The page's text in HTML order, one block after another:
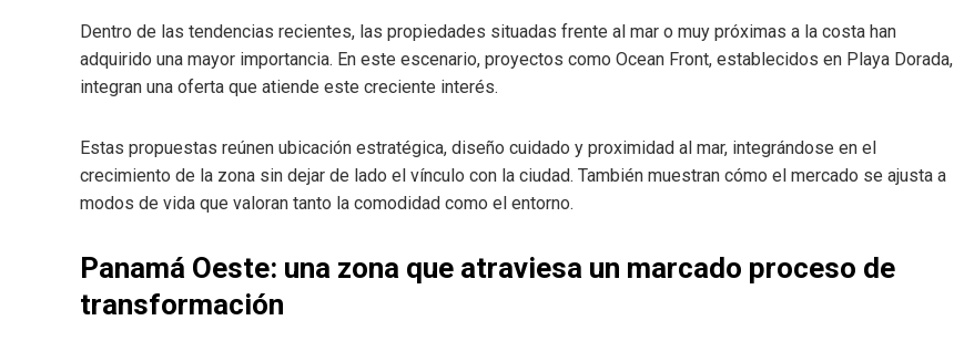
Dentro de las tendencias recientes, las propiedades situadas frente al mar o muy próximas a la costa han
adquirido una mayor importancia. En este escenario, proyectos como Ocean Front, establecidos en Playa Dorada,
integran una oferta que atiende este creciente interés.
Estas propuestas reúnen ubicación estratégica, diseño cuidado y proximidad al mar, integrándose en el
crecimiento de la zona sin dejar de lado el vínculo con la ciudad. También muestran cómo el mercado se ajusta a
modos de vida que valoran tanto la comodidad como el entorno.
Panamá Oeste: una zona que atraviesa un marcado proceso de
transformación